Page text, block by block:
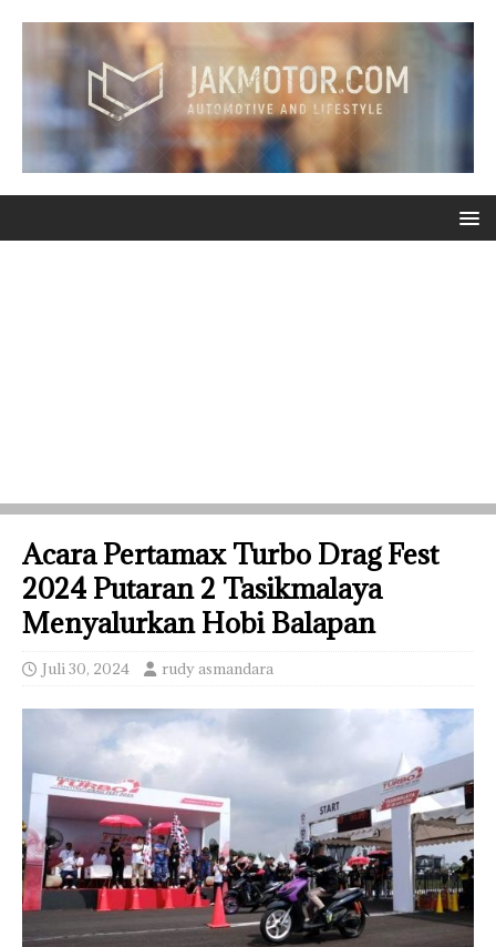
Acara Pertamax Turbo Drag Fest
2024 Putaran 2 Tasikmalaya
Menyalurkan Hobi Balapan
Juli 30, 2024 rudy asmandara